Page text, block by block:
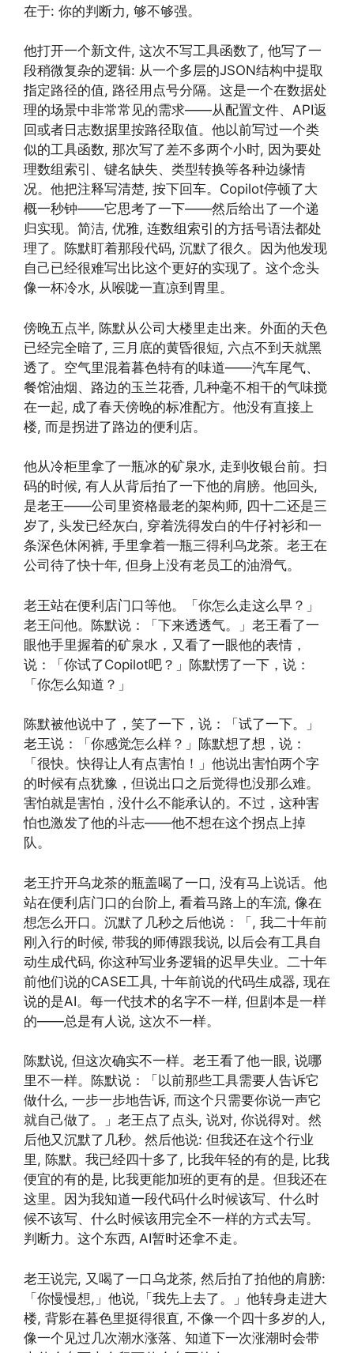
在于: 你的判断力, 够不够强。
他打开一个新文件, 这次不写工具函数了, 他写了一
段稍微复杂的逻辑: 从一个多层的JSON结构中提取
指定路径的值, 路径用点号分隔。这是一个在数据处
理的场景中非常常见的需求——从配置文件、API返
回或者日志数据里按路径取值。他以前写过一个类
似的工具函数, 那次写了差不多两个小时, 因为要处
理数组索引、键名缺失、类型转换等各种边缘情
况。他把注释写清楚, 按下回车。Copilot停顿了大
概一秒钟——它思考了一下——然后给出了一个递
归实现。简洁, 优雅, 连数组索引的方括号语法都处
理了。陈默盯着那段代码, 沉默了很久。因为他发现
自己已经很难写出比这个更好的实现了。这个念头
像一杯冷水, 从喉咙一直凉到胃里。
傍晚五点半, 陈默从公司大楼里走出来。外面的天色
已经完全暗了, 三月底的黄昏很短, 六点不到天就黑
透了。空气里混着暮色特有的味道——汽车尾气、
餐馆油烟、路边的玉兰花香, 几种毫不相干的气味搅
在一起, 成了春天傍晚的标准配方。他没有直接上
楼, 而是拐进了路边的便利店。
他从冷柜里拿了一瓶冰的矿泉水, 走到收银台前。扫
码的时候, 有人从背后拍了一下他的肩膀。他回头,
是老王——公司里资格最老的架构师, 四十二还是三
岁了, 头发已经灰白, 穿着洗得发白的牛仔衬衫和一
条深色休闲裤, 手里拿着一瓶三得利乌龙茶。老王在
公司待了快十年, 但身上没有老员工的油滑气。
老王站在便利店门口等他。「你怎么走这么早？」
老王问他。陈默说：「下来透透气。」老王看了一
眼他手里握着的矿泉水，又看了一眼他的表情，
说：「你试了Copilot吧？」陈默愣了一下，说：
「你怎么知道？」
陈默被他说中了，笑了一下，说：「试了一下。」
老王说：「你感觉怎么样？」陈默想了想，说：
「很快。快得让人有点害怕！」他说出害怕两个字
的时候有点犹豫，但说出口之后觉得也没那么难。
害怕就是害怕，没什么不能承认的。不过，这种害
怕也激发了他的斗志——他不想在这个拐点上掉
队。
老王拧开乌龙茶的瓶盖喝了一口, 没有马上说话。他
站在便利店门口的台阶上, 看着马路上的车流, 像在
想怎么开口。沉默了几秒之后他说：「, 我二十年前
刚入行的时候, 带我的师傅跟我说, 以后会有工具自
动生成代码, 你这种写业务逻辑的迟早失业。二十年
前他们说的CASE工具, 十年前说的代码生成器, 现在
说的是AI。每一代技术的名字不一样, 但剧本是一样
的——总是有人说, 这次不一样。
陈默说, 但这次确实不一样。老王看了他一眼, 说哪
里不一样。陈默说：「以前那些工具需要人告诉它
做什么, 一步一步地告诉, 而这个只需要你说一声它
就自己做了。」老王点了点头, 说对, 你说得对。然
后他又沉默了几秒。然后他说: 但我还在这个行业
里, 陈默。我已经四十多了, 比我年轻的有的是, 比我
便宜的有的是, 比我更能加班的更有的是。但我还在
这里。因为我知道一段代码什么时候该写、什么时
候不该写、什么时候该用完全不一样的方式去写。
判断力。这个东西, AI暂时还拿不走。
老王说完, 又喝了一口乌龙茶, 然后拍了拍他的肩膀:
「你慢慢想,」他说,「我先上去了。」他转身走进大
楼, 背影在暮色里挺得很直, 不像一个四十多岁的人,
像一个见过几次潮水涨落、知道下一次涨潮时会带